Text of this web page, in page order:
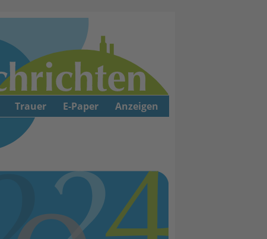
Trauer E-Paper Anzeigen